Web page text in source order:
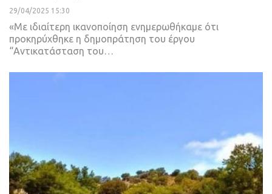
29/04/2025 15:30
«Με ιδιαίτερη ικανοποίηση ενημερωθήκαμε ότι
προκηρύχθηκε η δημοπράτηση του έργου
“Αντικατάσταση του…